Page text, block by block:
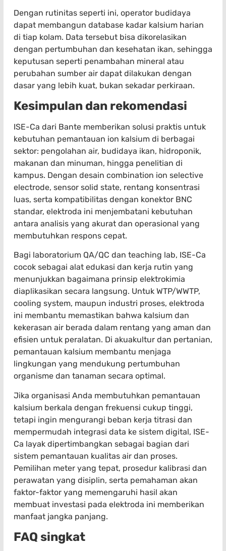
Dengan rutinitas seperti ini, operator budidaya
dapat membangun database kadar kalsium harian
di tiap kolam. Data tersebut bisa dikorelasikan
dengan pertumbuhan dan kesehatan ikan, sehingga
keputusan seperti penambahan mineral atau
perubahan sumber air dapat dilakukan dengan
dasar yang lebih kuat, bukan sekadar perkiraan.
Kesimpulan dan rekomendasi
ISE-Ca dari Bante memberikan solusi praktis untuk
kebutuhan pemantauan ion kalsium di berbagai
sektor: pengolahan air, budidaya ikan, hidroponik,
makanan dan minuman, hingga penelitian di
kampus. Dengan desain combination ion selective
electrode, sensor solid state, rentang konsentrasi
luas, serta kompatibilitas dengan konektor BNC
standar, elektroda ini menjembatani kebutuhan
antara analisis yang akurat dan operasional yang
membutuhkan respons cepat.
Bagi laboratorium QA/QC dan teaching lab, ISE-Ca
cocok sebagai alat edukasi dan kerja rutin yang
menunjukkan bagaimana prinsip elektrokimia
diaplikasikan secara langsung. Untuk WTP/WWTP,
cooling system, maupun industri proses, elektroda
ini membantu memastikan bahwa kalsium dan
kekerasan air berada dalam rentang yang aman dan
efisien untuk peralatan. Di akuakultur dan pertanian,
pemantauan kalsium membantu menjaga
lingkungan yang mendukung pertumbuhan
organisme dan tanaman secara optimal.
Jika organisasi Anda membutuhkan pemantauan
kalsium berkala dengan frekuensi cukup tinggi,
tetapi ingin mengurangi beban kerja titrasi dan
mempermudah integrasi data ke sistem digital, ISE-
Ca layak dipertimbangkan sebagai bagian dari
sistem pemantauan kualitas air dan proses.
Pemilihan meter yang tepat, prosedur kalibrasi dan
perawatan yang disiplin, serta pemahaman akan
faktor-faktor yang memengaruhi hasil akan
membuat investasi pada elektroda ini memberikan
manfaat jangka panjang.
FAQ singkat